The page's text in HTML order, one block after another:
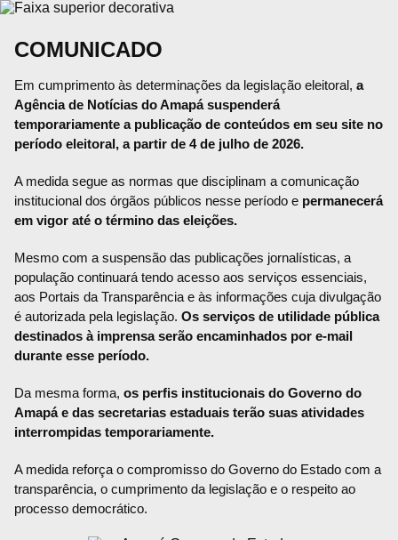
COMUNICADO
Em cumprimento às determinações da legislação eleitoral, a
Agência de Notícias do Amapá suspenderá
temporariamente a publicação de conteúdos em seu site no
período eleitoral, a partir de 4 de julho de 2026.
A medida segue as normas que disciplinam a comunicação
institucional dos órgãos públicos nesse período e permanecerá
em vigor até o término das eleições.
Mesmo com a suspensão das publicações jornalísticas, a
população continuará tendo acesso aos serviços essenciais,
aos Portais da Transparência e às informações cuja divulgação
é autorizada pela legislação. Os serviços de utilidade pública
destinados à imprensa serão encaminhados por e-mail
durante esse período.
Da mesma forma, os perfis institucionais do Governo do
Amapá e das secretarias estaduais terão suas atividades
interrompidas temporariamente.
A medida reforça o compromisso do Governo do Estado com a
transparência, o cumprimento da legislação e o respeito ao
processo democrático.